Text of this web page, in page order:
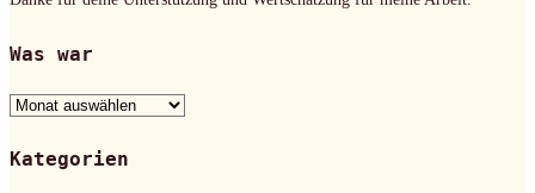
Was war
Was
Kategorien